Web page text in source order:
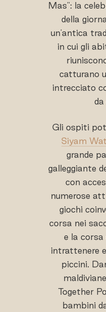
Mas": la
della
un'antica
in cui gli
catturano
intrecciato
da
Gli ospiti
Siyam
grande
galleggiante
con
numerose
giochi
corsa nei
e la corsa
intrattenere
piccini.
Together
bambini